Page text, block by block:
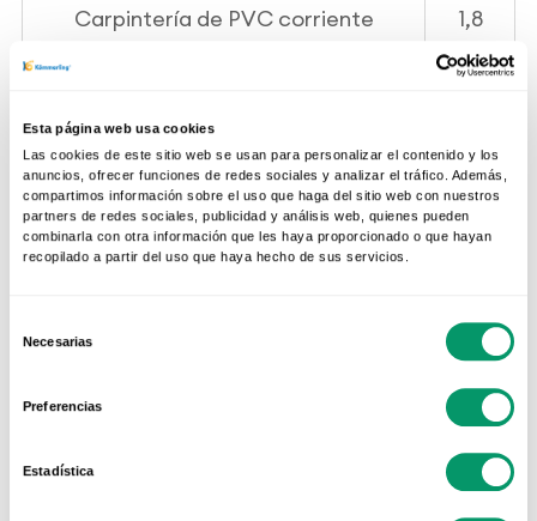
Esta página web usa cookies
Las cookies de este sitio web se usan para personalizar el contenido y los
anuncios, ofrecer funciones de redes sociales y analizar el tráfico. Además,
compartimos información sobre el uso que haga del sitio web con nuestros
partners de redes sociales, publicidad y análisis web, quienes pueden
combinarla con otra información que les haya proporcionado o que hayan
recopilado a partir del uso que haya hecho de sus servicios.
de
Necesarias
Preferencias
Estadística
Carpintería de PVC corriente 1,8
¿Cómo puedo informarme bien sobre este
tema?
ElCódigo Técnico de la Edificaciónrecoge los
valores mínimos de aislamiento permitido según
Instituto para la Diversificación y
Ahorro de Energía (IDAE)
podemos encontrar
niveles de aislamiento óptimos para lograr el